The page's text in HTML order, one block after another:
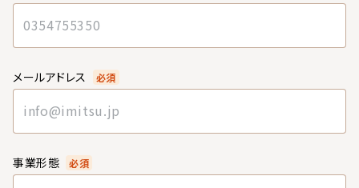
メールアドレス 必須
事業形態 必須